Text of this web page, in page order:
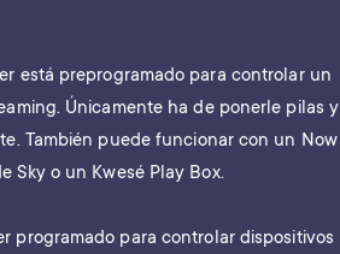
está preprogramado para controlar un
Únicamente ha de ponerle pilas y
También puede funcionar con un Now
Sky o un Kwesé Play Box.
programado para controlar dispositivos